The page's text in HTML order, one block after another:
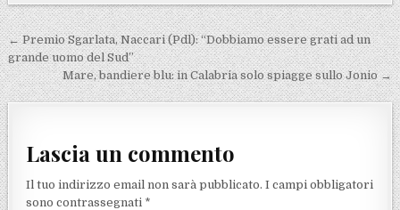
Navigazione articoli
← Premio Sgarlata, Naccari (Pdl): “Dobbiamo essere grati ad un
grande uomo del Sud”
Mare, bandiere blu: in Calabria solo spiagge sullo Jonio →
Lascia un commento
Il tuo indirizzo email non sarà pubblicato. I campi obbligatori
sono contrassegnati *